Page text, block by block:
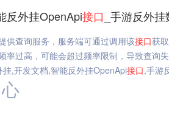
反外挂OpenApi接口 _手游反外
供查询服务，服务端可通过调用该接口获
率过高，可能会超过频率限制，导致查询
,开发文档,智能反外挂OpenApi接口,手游